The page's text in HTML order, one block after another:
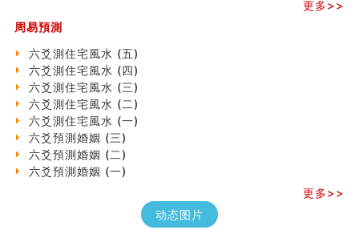
专家点评手上九大桃花线
四柱八字快速直断技法
天池水
《高岛易断》(二)
创业容易成功的6种手相
算命先生都不外传的算命顺口溜
什么是到山到向？上山下水？
六爻算卦：我能面试升职吗？
《高岛易断》(一)
朱德總司命造 (名⼈⼋字淺析九）
如何给企业起名才能提高影响力
更多>>
周易預測
六爻測住宅風水 (五)
六爻測住宅風水 (四)
六爻測住宅風水 (三)
六爻測住宅風水 (二)
六爻測住宅風水 (一)
六爻預測婚姻 (三)
六爻預測婚姻 (二)
六爻預測婚姻 (一)
更多>>
动态图片